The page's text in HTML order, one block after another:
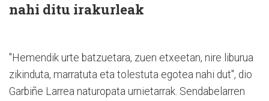
nahi ditu irakurleak
"Hemendik urte batzuetara, zuen etxeetan, nire liburua
zikinduta, marratuta eta tolestuta egotea nahi dut", dio
Garbiñe Larrea naturopata urnietarrak. Sendabelarren